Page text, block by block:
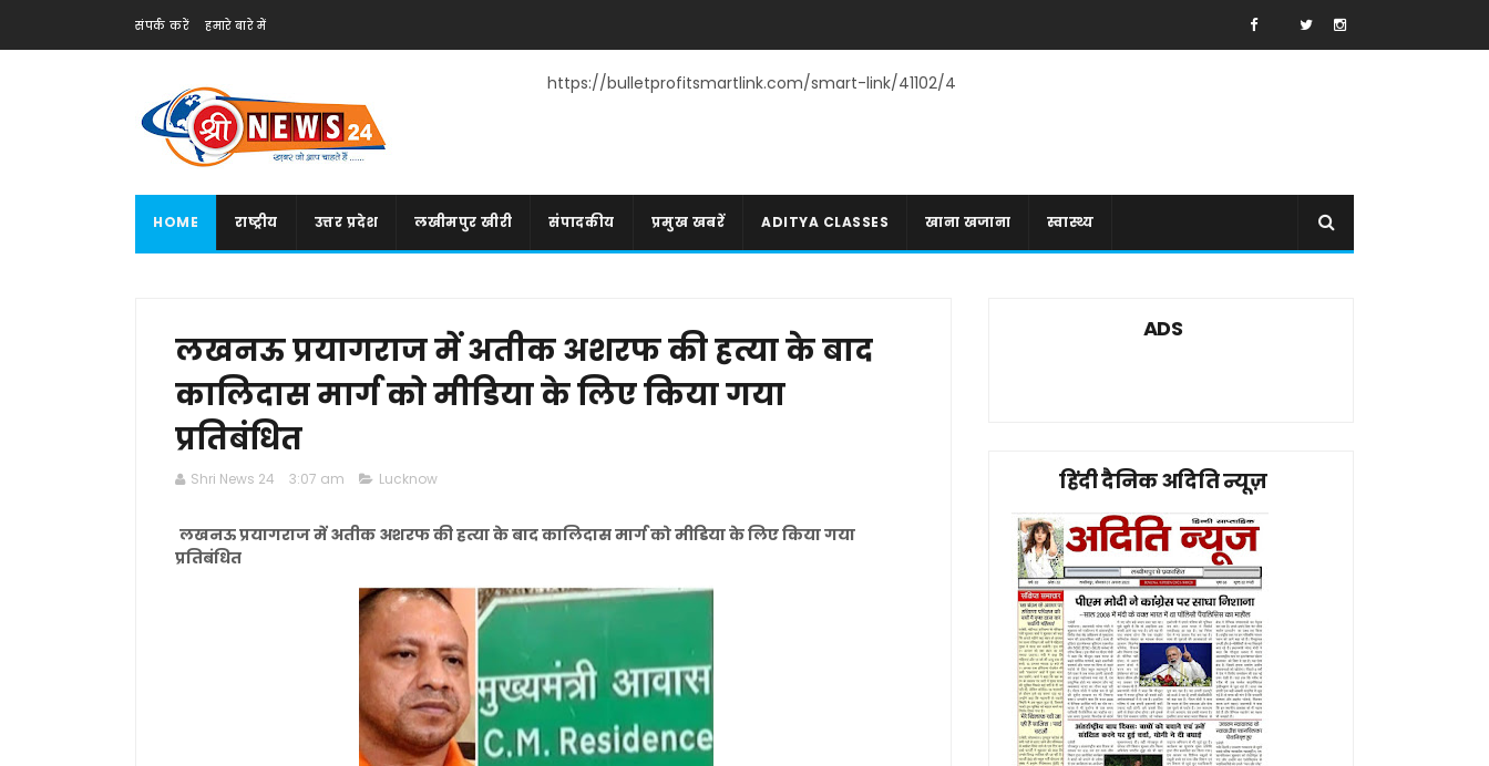
संपर्क करें हमारे बारे में
https://bulletprofitsmartlink.com/smart-link/41102/4
HOME राष्ट्रीय उत्तर प्रदेश लखीमपुर खीरी संपादकीय प्रमुख खबरें ADITYA CLASSES खाना खजाना स्वास्थ्य
लखनऊ प्रयागराज में अतीक अशरफ की हत्या के बाद
कालिदास मार्ग को मीडिया के लिए किया गया
प्रतिबंधित
Shri News 24 3:07 am Lucknow
लखनऊ प्रयागराज में अतीक अशरफ की हत्या के बाद कालिदास मार्ग को मीडिया के लिए किया गया
प्रतिबंधित
ADS
हिंदी दैनिक अदिति न्यूज़